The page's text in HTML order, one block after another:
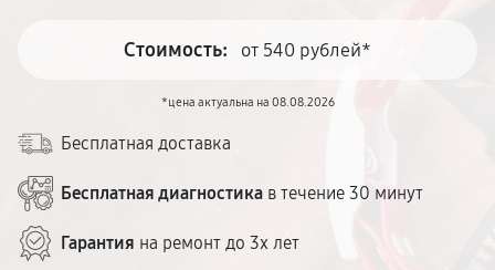
Стоимость: от 540 рублей*
*цена актуальна на 08.08.2026
Бесплатная доставка
Бесплатная диагностика в течение 30 минут
Гарантия на ремонт до 3х лет